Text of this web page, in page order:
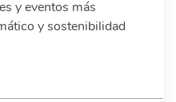
y eventos más
y sostenibilidad